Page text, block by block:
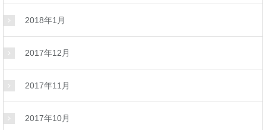
2018年1月
2017年12月
2017年11月
2017年10月